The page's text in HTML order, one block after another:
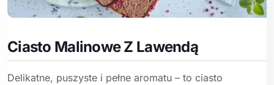
Ciasto Malinowe Z Lawendą
Delikatne, puszyste i pełne aromatu – to ciasto